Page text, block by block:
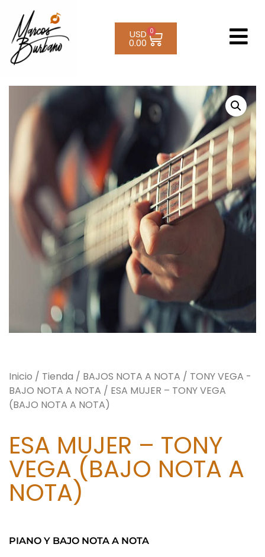
USD
0.00
0
Inicio / Tienda / BAJOS NOTA A NOTA / TONY VEGA -
BAJO NOTA A NOTA / ESA MUJER – TONY VEGA
(BAJO NOTA A NOTA)
ESA MUJER – TONY
VEGA (BAJO NOTA A
NOTA)
PIANO Y BAJO NOTA A NOTA